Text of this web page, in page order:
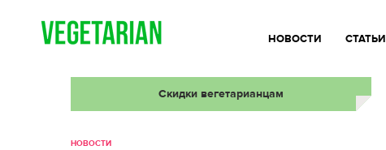
НОВОСТИ СТАТЬИ
Скидки вегетарианцам
НОВОСТИ